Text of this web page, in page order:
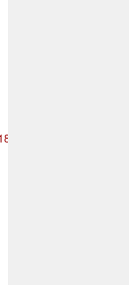
manifest.json